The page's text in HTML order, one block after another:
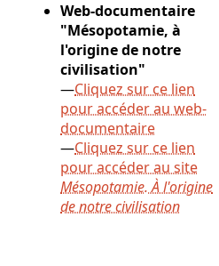
Web-documentaire
"Mésopotamie, à
l'origine de notre
civilisation"
—Cliquez sur ce lien
pour accéder au web-
documentaire
—Cliquez sur ce lien
pour accéder au site
Mésopotamie. À l'origine
de notre civilisation